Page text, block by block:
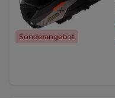
Sonderangebot